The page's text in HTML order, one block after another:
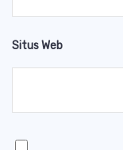
Situs Web